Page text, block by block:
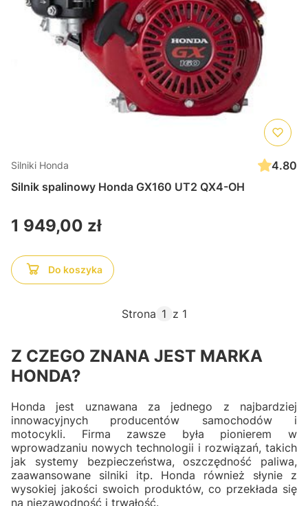
Silniki Honda
4.80
Silnik spalinowy Honda GX160 UT2 QX4-OH
Cena
1 949,00 zł
Do koszyka
Strona z 1
Z CZEGO ZNANA JEST MARKA
HONDA?
Honda jest uznawana za jednego z najbardziej
innowacyjnych producentów samochodów i
motocykli. Firma zawsze była pionierem w
wprowadzaniu nowych technologii i rozwiązań, takich
jak systemy bezpieczeństwa, oszczędność paliwa,
zaawansowane silniki itp. Honda również słynie z
wysokiej jakości swoich produktów, co przekłada się
na niezawodność i trwałość.